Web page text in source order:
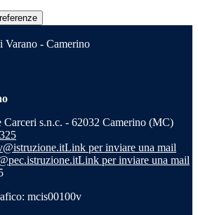
Varano - Camerino
Carceri s.n.c. - 62032 Camerino (MC)
Link per inviare una mail
Link per inviare una mail
mcis00100v